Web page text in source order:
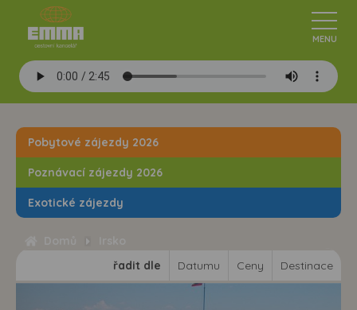
Pobytové zájezdy 2026
Poznávací zájezdy 2026
Exotické zájezdy
řadit dle
Datumu Ceny Destinace